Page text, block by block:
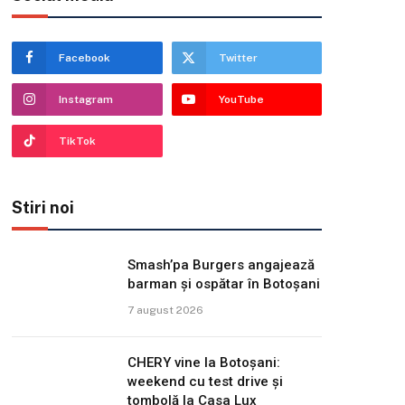
Facebook Twitter
Instagram YouTube
TikTok
Stiri noi
Smash’pa Burgers angajează
barman și ospătar în Botoșani
7 august 2026
CHERY vine la Botoșani:
weekend cu test drive și
tombolă la Casa Lux